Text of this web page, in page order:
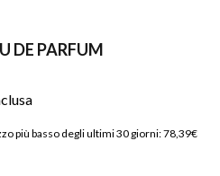
DE PARFUM
più basso degli ultimi 30 giorni:78,39€